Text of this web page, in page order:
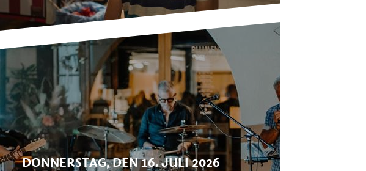
DONNERSTAG, DEN 16. JULI 2026